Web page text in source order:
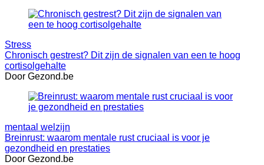
Stress
Chronisch gestrest? Dit zijn de signalen van een te hoog
cortisolgehalte
Door Gezond.be
mentaal welzijn
Breinrust: waarom mentale rust cruciaal is voor je
gezondheid en prestaties
Door Gezond.be